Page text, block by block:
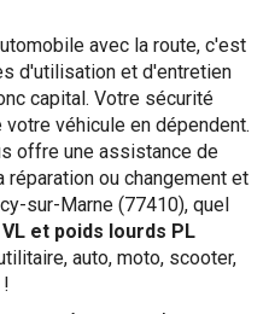
avec la route, c'est
d'utilisation et d'entretien
capital. Votre sécurité
véhicule en dépendent.
offre une assistance de
ou changement et
sur-Marne (77410), quel
et poids lourds PL
auto, moto, scooter,